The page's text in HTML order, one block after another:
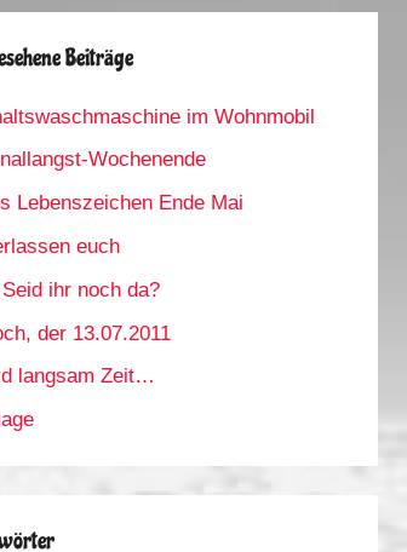
Beiträge
im Wohnmobil
Wochenende
Lebenszeichen Ende Mai
euch
ihr noch da?
der 13.07.2011
langsam Zeit…